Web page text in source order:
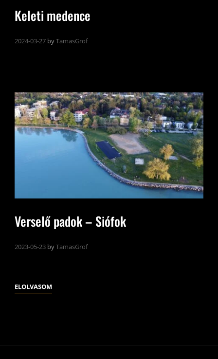
Keleti medence
2024-03-27 byTamasGrof
Verselő padok – Siófok
2023-05-23 byTamasGrof
ELOLVASOMVERSELŐ